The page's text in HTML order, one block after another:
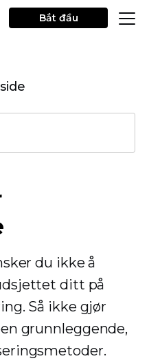
Bắt đầu
du ikke å
ditt på
Så ikke gjør
grunnleggende,